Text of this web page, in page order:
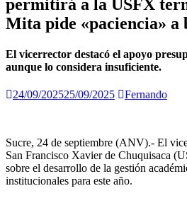
permitirá a la USFX
Mita pide «paciencia» a
El vicerrector destacó el apoyo
aunque lo considera insuficiente.
24/09/202525/09/2025 Fernando
Sucre, 24 de septiembre (ANV).- El
San Francisco Xavier de Chuquisaca
sobre el desarrollo de la gestión
institucionales para este año.